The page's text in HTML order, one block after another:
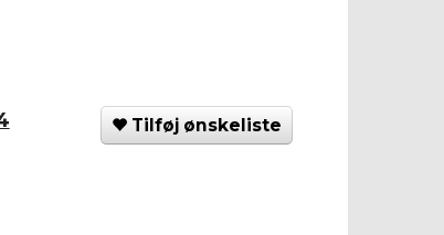
Tilføj ønskeliste